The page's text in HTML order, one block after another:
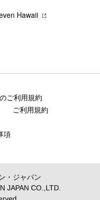
Hawaii
ご利用規約
ご利用規約
項
・ジャパン
JAPAN CO.,LTD.